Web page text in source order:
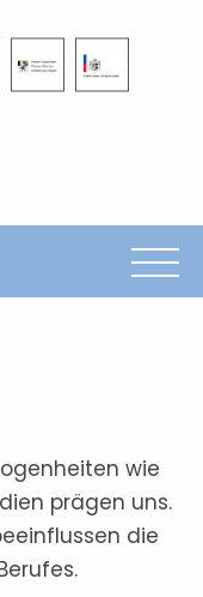
wie
prägen uns.
die